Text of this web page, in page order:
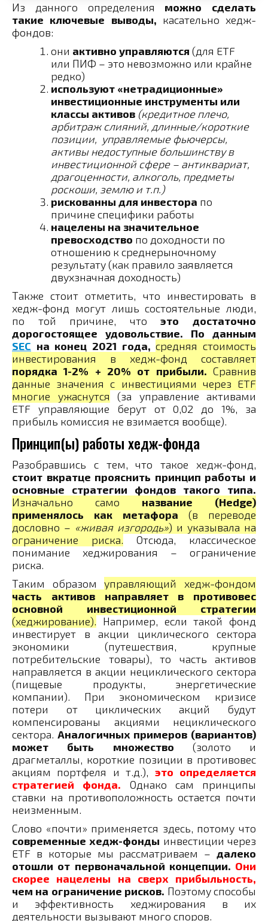
Из данного определения можно сделать
такие ключевые выводы, касательно хедж-
фондов:
они активно управляются(для ETF
или ПИФ – это невозможно или крайне
редко)
используют «нетрадиционные»
инвестиционные инструменты или
классы активов (кредитное плечо,
арбитраж слияний, длинные/короткие
позиции, управляемые фьючерсы,
активы недоступные большинству в
инвестиционной сфере – антиквариат,
драгоценности, алкоголь, предметы
роскоши, землю и т.п.)
рискованны для инвестора по
причине специфики работы
нацелены на значительное
превосходство по доходности по
отношению к среднерыночному
результату (как правило заявляется
двухзначная доходность)
Также стоит отметить, что инвестировать в
хедж-фонд могут лишь состоятельные люди,
по той причине, чтоэто достаточно
дорогостоящее удовольствие.
По данным
SEC на конец 2021 года, средняя стоимость
инвестирования в хедж-фонд составляет
порядка 1-2% + 20% от прибыли. Сравнив
данные значения с инвестициями через ETF
многие ужаснутся (за управление активами
ETF управляющие берут от 0,02 до 1%, за
прибыль комиссия не взимается вообще).
Принцип(ы) работы хедж-фонда
Разобравшись с тем, что такое хедж-фонд,
стоит вкратце прояснить принцип работы и
основные стратегии фондов такого типа.
Изначально само название (Hedge)
применялось как метафора (в переводе
дословно – «живая изгородь») и указывала на
ограничение риска. Отсюда, классическое
понимание хеджирования – ограничение
риска.
Таким образомуправляющий хедж-фондом
часть активов направляет в противовес
основной инвестиционной стратегии
(хеджирование). Например, если такой фонд
инвестирует в акции циклического сектора
экономики (путешествия, крупные
потребительские товары), то часть активов
направляется в акции нециклического сектора
(пищевые продукты, энергетические
компании). При экономическом кризисе
потери от циклических акций будут
компенсированы акциями нециклического
сектора. Аналогичных примеров (вариантов)
может быть множество (золото и
драгметаллы, короткие позиции в противовес
акциям портфеля и т.д.), это определяется
стратегией фонда. Однако сам принципы
ставки на противоположность остается почти
неизменным.
Слово «почти» применяется здесь, потому что
современные хедж-фонды инвестиции через
ETF в которые мы рассматриваем – далеко
отошли от первоначальной концепции. Они
скорее нацелены на сверх прибыльность,
чем на ограничение рисков. Поэтому способы
и эффективность хеджирования в их
деятельности вызывают много споров.